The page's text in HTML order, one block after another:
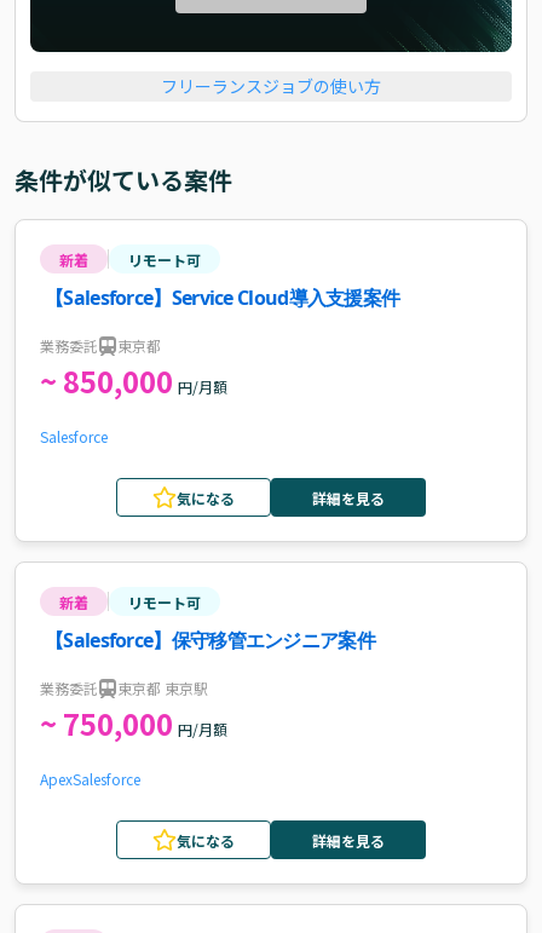
フリーランスジョブの使い方
条件が似ている案件
新着 リモート可
【Salesforce】Service Cloud導入支援案件
業務委託 東京都
~ 850,000 円/月額
Salesforce
気になる 詳細を見る
新着 リモート可
【Salesforce】保守移管エンジニア案件
業務委託 東京都 東京駅
~ 750,000 円/月額
ApexSalesforce
気になる 詳細を見る